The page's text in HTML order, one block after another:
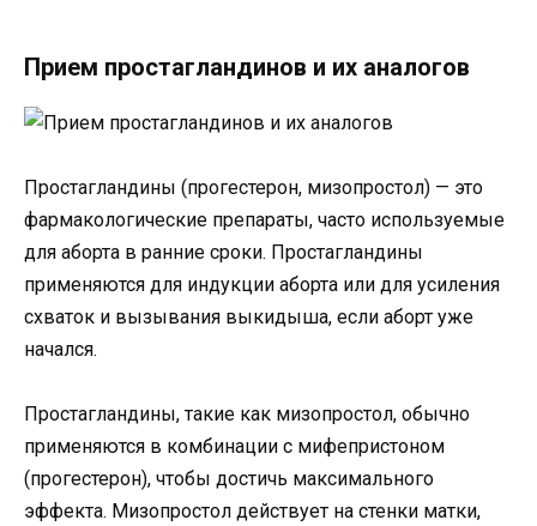
Прием простагландинов и их аналогов
Простагландины (прогестерон, мизопростол) — это
фармакологические препараты, часто используемые
для аборта в ранние сроки. Простагландины
применяются для индукции аборта или для усиления
схваток и вызывания выкидыша, если аборт уже
начался.
Простагландины, такие как мизопростол, обычно
применяются в комбинации с мифепристоном
(прогестерон), чтобы достичь максимального
эффекта. Мизопростол действует на стенки матки,